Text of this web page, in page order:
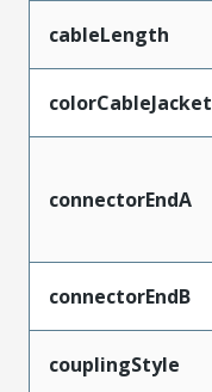
cableLength
colorCableJacket
connectorEndA
connectorEndB
couplingStyle